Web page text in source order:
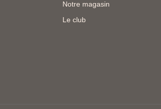
Notre magasin
Le club